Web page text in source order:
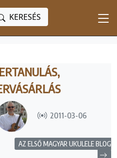
KERESÉS
2011-03-06
AZ ELSŐ MAGYAR UKULELE BLOG